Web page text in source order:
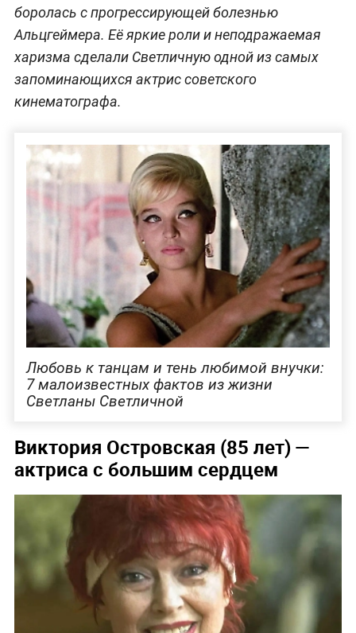
боролась с прогрессирующей болезнью
Альцгеймера. Её яркие роли и неподражаемая
харизма сделали Светличную одной из самых
запоминающихся актрис советского
кинематографа.
Любовь к танцам и тень любимой внучки:
7 малоизвестных фактов из жизни
Светланы Светличной
Виктория Островская (85 лет) —
актриса с большим сердцем